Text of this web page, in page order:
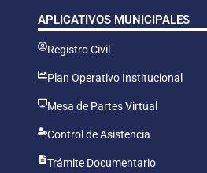
APLICATIVOS MUNICIPALES
Registro Civil
Plan Operativo Institucional
Mesa de Partes Virtual
Control de Asistencia
Trámite Documentario